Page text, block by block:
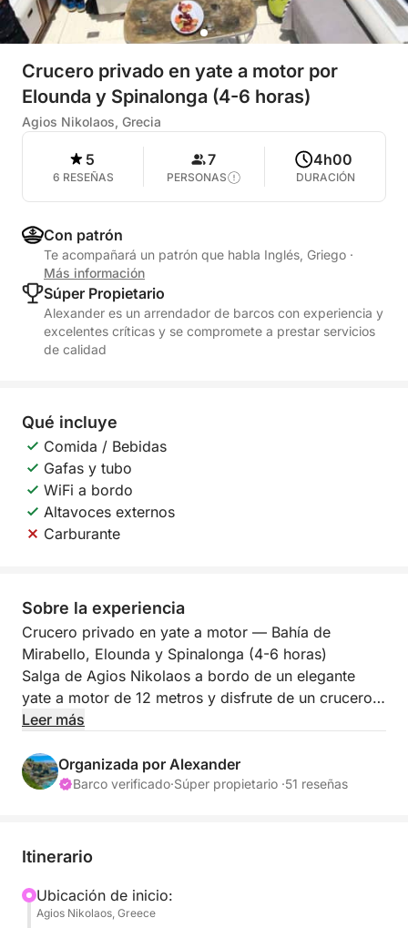
Crucero privado en yate a motor por
Elounda y Spinalonga (4-6 horas)
Agios Nikolaos, Grecia
5
6 RESEÑAS
7
PERSONAS
4h00
DURACIÓN
Con patrón
Te acompañará un patrón que habla Inglés, Griego ·
Más información
Súper Propietario
Alexander es un arrendador de barcos con experiencia y
excelentes críticas y se compromete a prestar servicios
de calidad
Qué incluye
Comida / Bebidas
Gafas y tubo
WiFi a bordo
Altavoces externos
Carburante
Sobre la experiencia
Crucero privado en yate a motor — Bahía de
Mirabello, Elounda y Spinalonga (4-6 horas)
Salga de Agios Nikolaos a bordo de un elegante
yate a motor de 12 metros y disfrute de un crucero
privado por las aguas cristalinas de la Bahía de
emblemáticos de Creta. Con su grupo a bordo
como único pasajero, esta es una experiencia
atención personalizada a bordo.
Resumen del crucero:
Leer más
Organizada por Alexander
Barco verificado·Súper propietario ·51 reseñas
Itinerario
Ubicación de inicio:
Agios Nikolaos, Greece